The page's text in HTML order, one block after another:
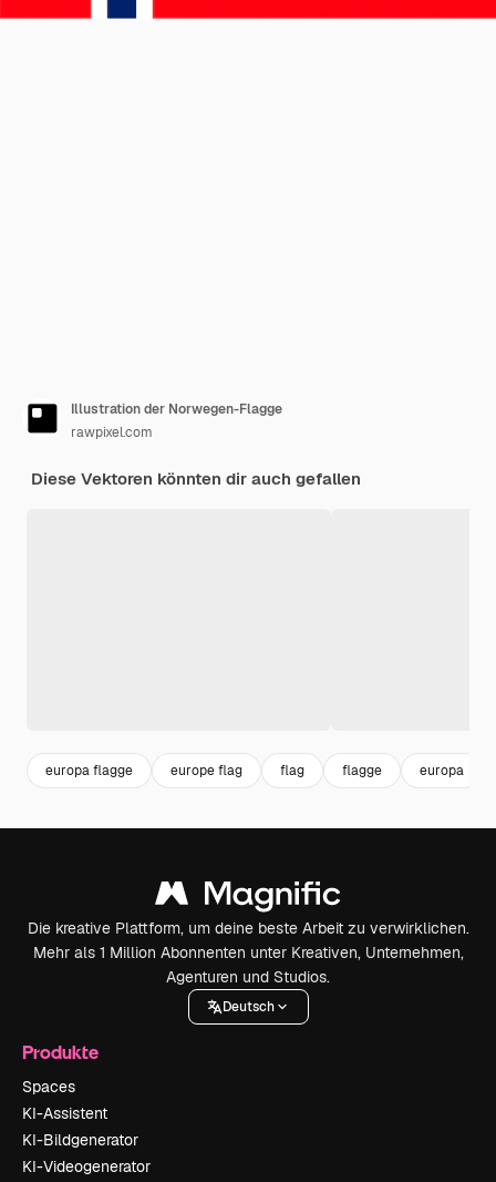
Illustration der Norwegen-Flagge
rawpixel.com
Diese Vektoren könnten dir auch gefallen
europa flagge europe flag flag flagge europa
Die kreative Plattform, um deine beste Arbeit zu verwirklichen.
Mehr als 1 Million Abonnenten unter Kreativen, Unternehmen,
Agenturen und Studios.
Deutsch
Produkte
Spaces
KI-Assistent
KI-Bildgenerator
KI-Videogenerator